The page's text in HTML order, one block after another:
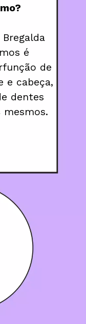
é
de
e cabeça,
dentes